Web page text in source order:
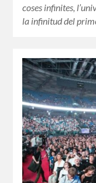
coses infinites,
la infinitud del